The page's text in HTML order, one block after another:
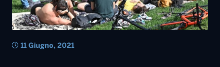
11 Giugno, 2021